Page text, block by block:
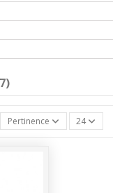
Pertinence 24